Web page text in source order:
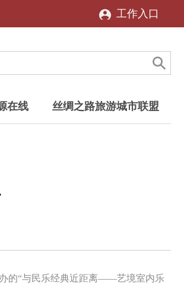
工作入口
丝绸之路旅游城市联盟
在线
的“与民乐经典近距离——艺境室内乐